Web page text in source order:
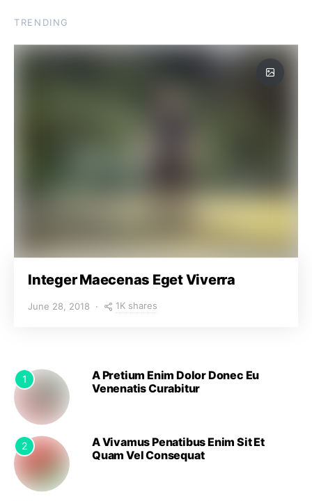
TRENDING
Integer Maecenas Eget Viverra
June 28, 2018 1K shares
1
A Pretium Enim Dolor Donec Eu
Venenatis Curabitur
2
A Vivamus Penatibus Enim Sit Et
Quam Vel Consequat